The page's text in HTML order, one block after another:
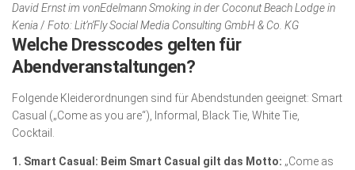
David Ernst im vonEdelmann Smoking in der Coconut Beach Lodge in
Kenia / Foto: Lit’n’Fly Social Media Consulting GmbH & Co. KG
Welche Dresscodes gelten für
Abendveranstaltungen?
Folgende Kleiderordnungen sind für Abendstunden geeignet: Smart
Casual („Come as you are“), Informal, Black Tie, White Tie,
Cocktail.
1. Smart Casual: Beim Smart Casual gilt das Motto: „Come as